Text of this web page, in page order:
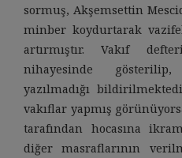
sormuş, Akşemsettin
minber koydurtarak
artırmıştır. Vakıf
nihayesinde gösterilip,
yazılmadığı
vakıflar yapmış
tarafından hocasına
diğer masraflarının